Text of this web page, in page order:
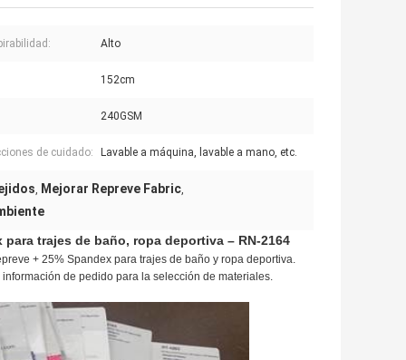
Alto
152cm
240GSM
de cuidado: Lavable a máquina, lavable a mano, etc.
, Mejorar Repreve Fabric,
para trajes de baño, ropa deportiva – RN-2164
+ 25% Spandex para trajes de baño y ropa deportiva.
de pedido para la selección de materiales.